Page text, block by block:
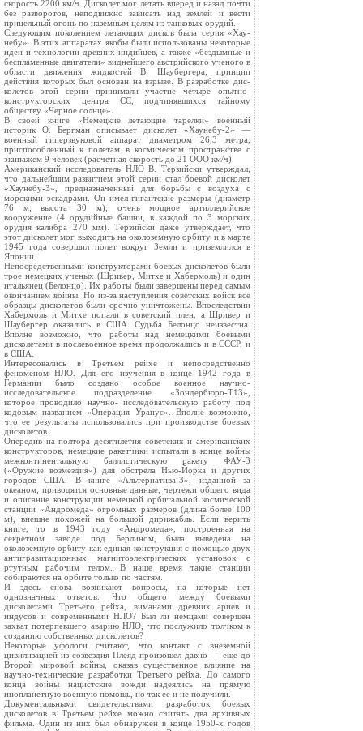
скорость 2200 км/ч. Дисколет мог летать вперед и назад почти
без разворотов, неподвижно зависать над землей и вести
прицельный огонь по наземным целям из танковых орудий.
Следующим поколением летающих дисков была серия «Хау-
небу». В этих аппаратах якобы были использованы некоторые
идеи и технологии древних индийцев, а также «бездымные и
беспламенные двигатели» виднейшего австрийского ученого в
области движения жидкостей В. Шаубергера, принцип
действия которых был основан на взрыве. В разработке дис-
колетов этой серии принимали участие четыре опытно-
конструкторских центра СС, подчинявшихся тайному
обществу «Черное солнце».
В своей книге «Немецкие летающие тарелки» военный
историк О. Бергман описывает дисколет «Хаунебу-2» —
военный гиперзвуковой аппарат диаметром 26,3 метра,
приспособленный к полетам в космическом пространстве с
экипажем 9 человек (расчетная скорость до 21 ООО км/ч).
Американский исследователь НЛО В. Терзийски утверждал,
что дальнейшим развитием этой серии стал боевой дисколет
«Хаунебу-3», предназначенный для борьбы с воздуха с
морскими эскадрами. Он имел гигантские размеры (диаметр
76 м, высота 30 м), очень мощное артиллерийское
вооружение (4 орудийные башни, в каждой по 3 морских
орудия калибра 270 мм). Терзийски даже утверждает, что
этот дисколет мог выходить на околоземную орбиту и в марте
1945 года совершил полет вокруг Земли и приземлился в
Японии.
Непосредственными конструкторами боевых дисколетов были
трое немецких ученых (Шривер, Митхе и Хабермоль) и один
итальянец (Белонцо). Их работы были завершены перед самым
окончанием войны. Но из-за наступления советских войск все
образцы дисколетов были срочно уничтожены. Впоследствии
Хабермоль и Митхе попали в советский плен, а Шривер и
Шаубергер оказались в США. Судьба Белонцо неизвестна.
Вполне возможно, что работы над немецкими боевыми
дисколетами в послевоенное время продолжались и в СССР, и
в США.
Интересовались в Третьем рейхе и непосредственно
феноменом НЛО. Для его изучения в конце 1942 года в
Германии было создано особое военное научно-
исследовательское подразделение «Зондербюро-Т13»,
которое проводило научно- исследовательскую работу под
кодовым названием «Операция Уранус». Вполне возможно,
что ее результаты использовались при производстве боевых
дисколетов.
Опередив на полтора десятилетия советских и американских
конструкторов, немецкие ракетчики испытали в конце войны
межконтинентальную баллистическую ракету ФАУ-3
(«Оружие возмездия») для обстрела Нью-Йорка и других
городов США. В книге «Альтернатива-3», изданной за
океаном, приводятся основные данные, чертежи общего вида
и описание конструкции немецкой орбитальной космической
станции «Андромеда» огромных размеров (длина более 100
м), внешне похожей на большой дирижабль. Если верить
книге, то в 1943 году «Андромеда», построенная на
секретном заводе под Берлином, была выведена на
околоземную орбиту как единая конструкция с помощью двух
антигравитационных магнитоэлектрических установок с
ртутным рабочим телом. В наше время такие станции
собираются на орбите только по частям.
И здесь снова возникают вопросы, на которые нет
однозначных ответов. Что общего между боевыми
дисколетами Третьего рейха, виманами древних ариев и
индусов и современными НЛО? Был ли немцами совершен
захват потерпевшего аварию НЛО, что послужило толчком к
созданию собственных дисколетов?
Некоторые уфологи считают, что контакт с внеземной
цивилизацией из созвездия Плеяд произошел давно — еще до
Второй мировой войны, оказав существенное влияние на
научно-технические разработки Третьего рейха. До самого
конца войны нацистские вожди надеялись на прямую
инопланетную военную помощь, но так ее и не получили.
Документальными свидетельствами разработок боевых
дисколетов в Третьем рейхе можно считать два архивных
фильма. Один из них был обнаружен в конце 1950-х годов